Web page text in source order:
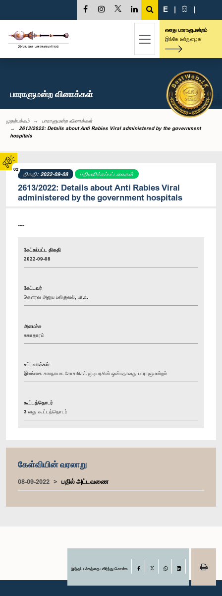
02
E | සි |
எனது பாராளுமன்றம்
இங்கே உள்நுழைக
பாராளுமன்ற வினாக்கள்
முதற்பக்கம்
பாராளுமன்ற வினாக்கள்
2613/2022: Details about Anti Rabies Viral administered by the government
hospitals
திகதி: 2022-09-08 பதிலளிக்கப்பட்டவைகள்
2613/2022: Details about Anti Rabies Viral
administered by the government hospitals
----
கேட்கப்பட்ட திகதி
2022-09-08
கேட்டவர்
கௌரவ அனுப பஸ்குவல், பா.உ.
அமைச்சு
சுகாதாரம்
சட்டவாக்கம்
இலங்கை சனநாயக சோசலிசக் குடியரசின் ஒன்பதாவது பாராளுமன்றம்
கூட்டத்தொடர்
3 வது கூட்டத்தொடர்
கேள்வியின் வரலாறு
08-09-2022 பதில் அட்டவணை
இந்தப் பக்கத்தை பகிர்ந்து கொள்க Facebook